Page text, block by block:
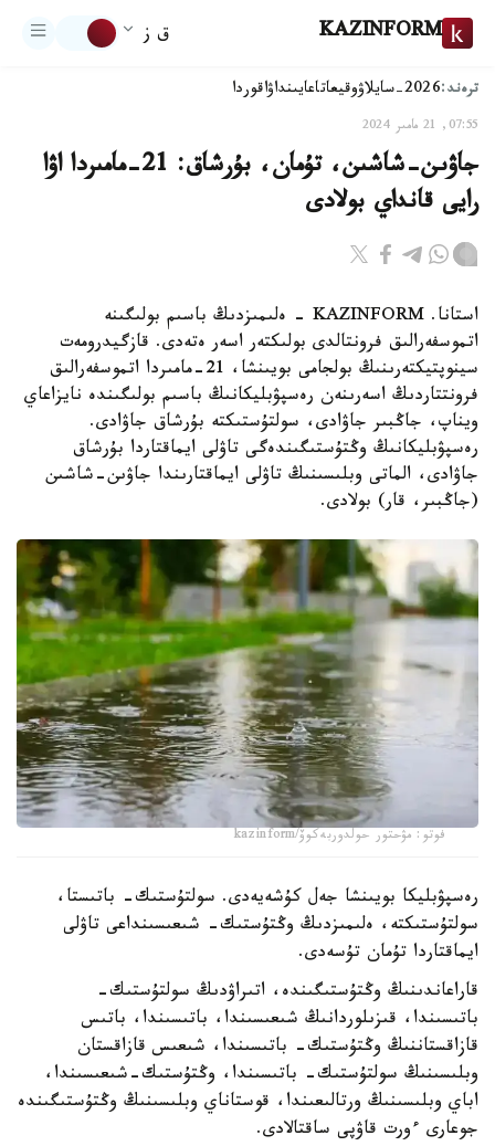
KAZINFORM ق ز
ترەند:2026-سايلاۋ وقيعاتاعايىنداۋاقوردا
07:55, 21 مامىر 2024
جاۋىن-شاشىن، تۇمان، بۇرشاق: 21-مامىردا اۋا
رايى قانداي بولادى
استانا. KAZINFORM - ەلىمىزدىڭ باسىم بولىگىنە
اتموسفەرالىق فرونتالدى بولىكتەر اسەر ەتەدى. قازگيدرومەت
سينوپتيكتەرىنىڭ بولجامى بويىنشا، 21-مامىردا اتموسفەرالىق
فرونتتاردىڭ اسەرىنەن رەسپۋبليكانىڭ باسىم بولىگىندە نايزاعاي
ويناپ، جاڭبىر جاۋادى، سولتۇستىكتە بۇرشاق جاۋادى.
رەسپۋبليكانىڭ وڭتۇستىگىندەگى تاۋلى ايماقتاردا بۇرشاق
جاۋادى، الماتى وبلىسىنىڭ تاۋلى ايماقتارىندا جاۋىن-شاشىن
(جاڭبىر، قار) بولادى.
فوتو: مۋحتور حولدوربەكوۆ/kazinform
رەسپۋبليكا بويىنشا جەل كۇشەيەدى. سولتۇستىك- باتىستا،
سولتۇستىكتە، ەلىمىزدىڭ وڭتۇستىك- شىعىسىنداعى تاۋلى
ايماقتاردا تۇمان تۇسەدى.
قاراعاندىنىڭ وڭتۇستىگىندە، اتىراۋدىڭ سولتۇستىك-
باتىسىندا، قىزىلوردانىڭ شىعىسىندا، باتىسىندا، باتىس
قازاقستاننىڭ وڭتۇستىك- باتىسىندا، شىعىس قازاقستان
وبلىسىنىڭ سولتۇستىك- باتىسىندا، وڭتۇستىك-شىعىسىندا،
اباي وبلىسىنىڭ ورتالىعىندا، قوستاناي وبلىسىنىڭ وڭتۇستىگىندە
جوعارى ءورت قاۋپى ساقتالادى.